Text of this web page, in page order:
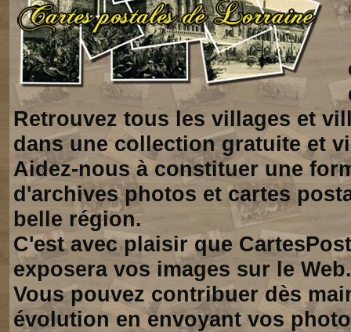
Retrouvez tous les villages et
dans une collection gratuite et
Aidez-nous à constituer une
d'archives photos et cartes
belle région.
C'est avec plaisir que
exposera vos images sur le Web.
Vous pouvez contribuer dès
évolution en envoyant vos